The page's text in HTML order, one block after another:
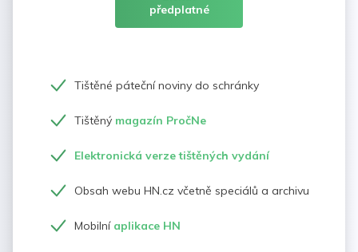
předplatné
Tištěné páteční noviny do schránky
Tištěný magazín PročNe
Elektronická verze tištěných vydání
Obsah webu HN.cz včetně speciálů a archivu
Mobilní aplikace HN